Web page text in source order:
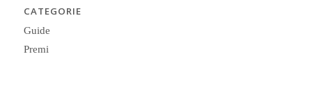
CATEGORIE
Guide
Premi